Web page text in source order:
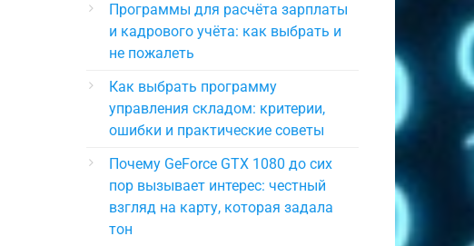
Программы для расчёта зарплаты
и кадрового учёта: как выбрать и
не пожалеть
Как выбрать программу
управления складом: критерии,
ошибки и практические советы
Почему GeForce GTX 1080 до сих
пор вызывает интерес: честный
взгляд на карту, которая задала
тон